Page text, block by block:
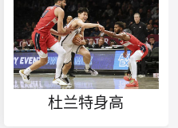
杜兰特身高